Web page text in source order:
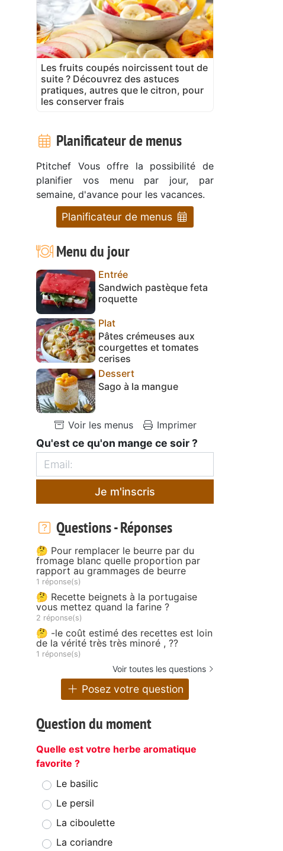
Les fruits coupés noircissent tout de
suite ? Découvrez des astuces
pratiques, autres que le citron, pour
les conserver frais
Planificateur de menus
Ptitchef Vous offre la possibilité de
planifier vos menu par jour, par
semaine, d'avance pour les vacances.
Planificateur de menus
Menu du jour
Entrée
Sandwich pastèque feta
roquette
Plat
Pâtes crémeuses aux
courgettes et tomates
cerises
Dessert
Sago à la mangue
Voir les menus Imprimer
Qu'est ce qu'on mange ce soir ?
Je m'inscris
Questions - Réponses
🤔 Pour remplacer le beurre par du
fromage blanc quelle proportion par
rapport au grammages de beurre
1 réponse(s)
🤔 Recette beignets à la portugaise
vous mettez quand la farine ?
2 réponse(s)
🤔 -le coût estimé des recettes est loin
de la vérité très très minoré , ??
1 réponse(s)
Voir toutes les questions
Posez votre question
Question du moment
Quelle est votre herbe aromatique
favorite ?
Le basilic
Le persil
La ciboulette
La coriandre